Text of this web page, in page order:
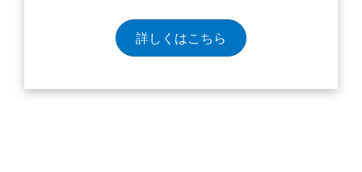
詳しくはこちら